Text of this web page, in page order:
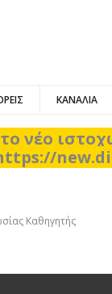
ΚΑΝΑΛΙΑ
νέο
Καθηγητής